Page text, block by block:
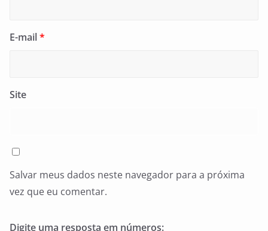
E-mail*
Site
Salvar meus dados neste navegador para a próxima
vez que eu comentar.
Digite uma resposta em números: